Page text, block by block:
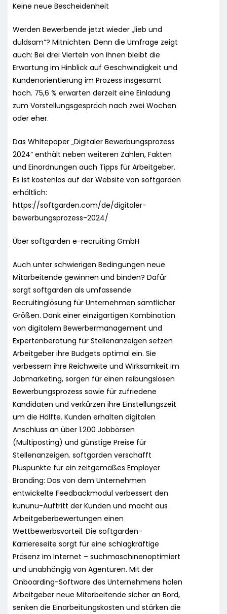
Keine neue Bescheidenheit
Werden Bewerbende jetzt wieder „lieb und
duldsam“? Mitnichten. Denn die Umfrage zeigt
auch: Bei drei Vierteln von ihnen bleibt die
Erwartung im Hinblick auf Geschwindigkeit und
Kundenorientierung im Prozess insgesamt
hoch. 75,6 % erwarten derzeit eine Einladung
zum Vorstellungsgespräch nach zwei Wochen
oder eher.
Das Whitepaper „Digitaler Bewerbungsprozess
2024“ enthält neben weiteren Zahlen, Fakten
und Einordnungen auch Tipps für Arbeitgeber.
Es ist kostenlos auf der Website von softgarden
erhältlich:
https://softgarden.com/de/digitaler-
bewerbungsprozess-2024/
Über softgarden e-recruiting GmbH
Auch unter schwierigen Bedingungen neue
Mitarbeitende gewinnen und binden? Dafür
sorgt softgarden als umfassende
Recruitinglösung für Unternehmen sämtlicher
Größen. Dank einer einzigartigen Kombination
von digitalem Bewerbermanagement und
Expertenberatung für Stellenanzeigen setzen
Arbeitgeber ihre Budgets optimal ein. Sie
verbessern ihre Reichweite und Wirksamkeit im
Jobmarketing, sorgen für einen reibungslosen
Bewerbungsprozess sowie für zufriedene
Kandidaten und verkürzen ihre Einstellungszeit
um die Hälfte. Kunden erhalten digitalen
Anschluss an über 1.200 Jobbörsen
(Multiposting) und günstige Preise für
Stellenanzeigen. softgarden verschafft
Pluspunkte für ein zeitgemäßes Employer
Branding: Das von dem Unternehmen
entwickelte Feedbackmodul verbessert den
kununu-Auftritt der Kunden und macht aus
Arbeitgeberbewertungen einen
Wettbewerbsvorteil. Die softgarden-
Karriereseite sorgt für eine schlagkräftige
Präsenz im Internet – suchmaschinenoptimiert
und unabhängig von Agenturen. Mit der
Onboarding-Software des Unternehmens holen
Arbeitgeber neue Mitarbeitende sicher an Bord,
senken die Einarbeitungskosten und stärken die